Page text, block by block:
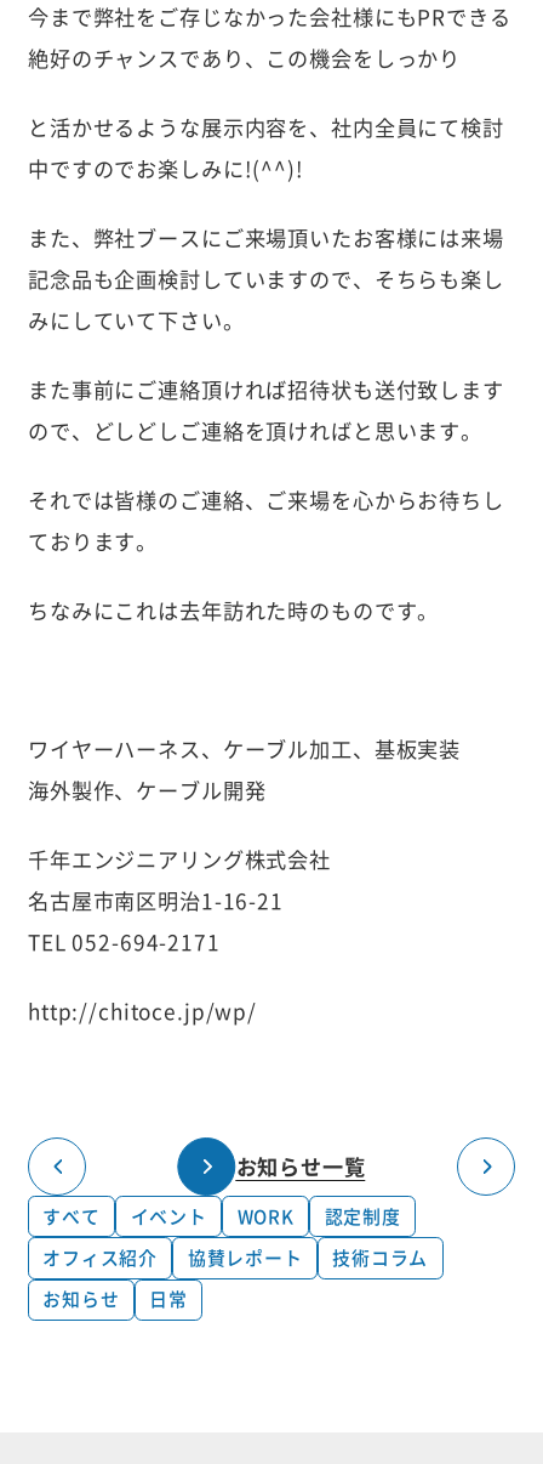
すべて イベント WORK
認定制度
オフィス紹介
協賛レポート
技術コラム
お知らせ
日常
今まで弊社をご存じなかった会社様にもPRできる
絶好のチャンスであり、この機会をしっかり
と活かせるような展示内容を、社内全員にて検討
中ですのでお楽しみに!(^^)!
また、弊社ブースにご来場頂いたお客様には来場
記念品も企画検討していますので、そちらも楽し
みにしていて下さい。
また事前にご連絡頂ければ招待状も送付致します
ので、どしどしご連絡を頂ければと思います。
それでは皆様のご連絡、ご来場を心からお待ちし
ております。
ちなみにこれは去年訪れた時のものです。
ワイヤーハーネス、ケーブル加工、基板実装
海外製作、ケーブル開発
千年エンジニアリング株式会社
名古屋市南区明治1-16-21
TEL 052-694-2171
http://chitoce.jp/wp/
お知らせ一覧